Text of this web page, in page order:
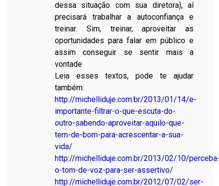
dessa situação com sua diretora), aí
precisará trabalhar a autoconfiança e
treinar. Sim, treinar, aproveitar as
oportunidades para falar em público e
assim conseguir se sentir mais a
vontade
Leia esses textos, pode te ajudar
também:
http://michelliduje.com.br/2013/01/14/e-
importante-filtrar-o-que-escuta-do-
outro-sabendo-aproveitar-aquilo-que-
tem-de-bom-para-acrescentar-a-sua-
vida/
http://michelliduje.com.br/2013/02/10/
o-tom-de-voz-para-ser-assertivo/
http://michelliduje.com.br/2012/07/02/ser-